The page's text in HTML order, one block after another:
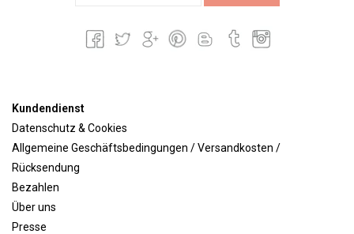
Kundendienst
Datenschutz & Cookies
Allgemeine Geschäftsbedingungen / Versandkosten /
Rücksendung
Bezahlen
Über uns
Presse